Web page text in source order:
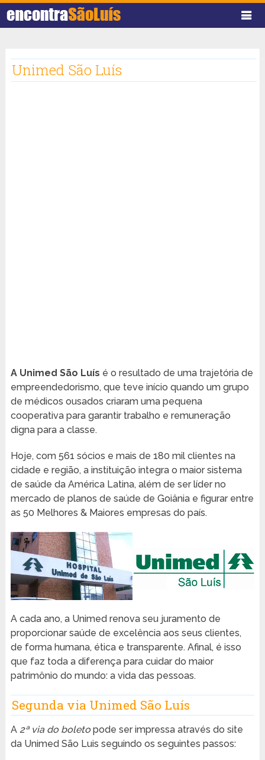
Unimed São Luís
A Unimed São Luís é o resultado de uma trajetória de
empreendedorismo, que teve início quando um grupo
de médicos ousados criaram uma pequena
cooperativa para garantir trabalho e remuneração
digna para a classe.
Hoje, com 561 sócios e mais de 180 mil clientes na
cidade e região, a instituição integra o maior sistema
de saúde da América Latina, além de ser líder no
mercado de planos de saúde de Goiânia e figurar entre
as 50 Melhores & Maiores empresas do país.
A cada ano, a Unimed renova seu juramento de
proporcionar saúde de excelência aos seus clientes,
de forma humana, ética e transparente. Afinal, é isso
que faz toda a diferença para cuidar do maior
patrimônio do mundo: a vida das pessoas.
Segunda via Unimed São Luís
A 2ª via do boletopode ser impressa através do site
da Unimed São Luis seguindo os seguintes passos: